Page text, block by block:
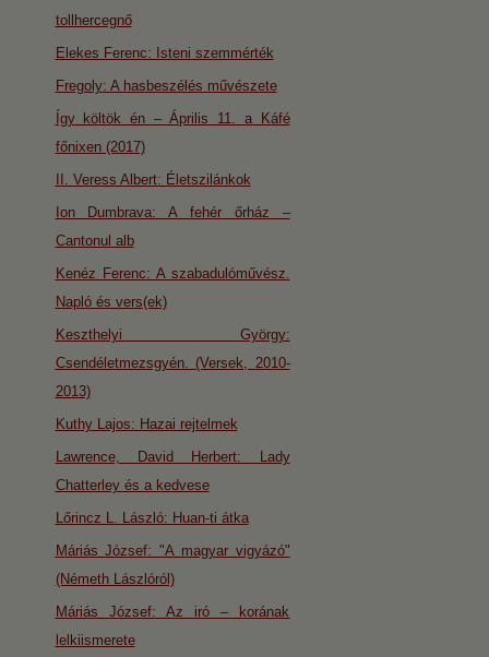
tollhercegnő
Elekes Ferenc: Isteni szemmérték
Fregoly: A hasbeszélés művészete
Így költök én – Április 11. a Káfé
főnixen (2017)
II. Veress Albert: Életszilánkok
Ion Dumbrava: A fehér őrház –
Cantonul alb
Kenéz Ferenc: A szabadulóművész.
Napló és vers(ek)
Keszthelyi György:
Csendéletmezsgyén. (Versek, 2010-
2013)
Kuthy Lajos: Hazai rejtelmek
Lawrence, David Herbert: Lady
Chatterley és a kedvese
Lőrincz L. László: Huan-ti átka
Máriás József: "A magyar vigyázó"
(Németh Lászlóról)
Máriás József: Az iró – korának
lelkiismerete